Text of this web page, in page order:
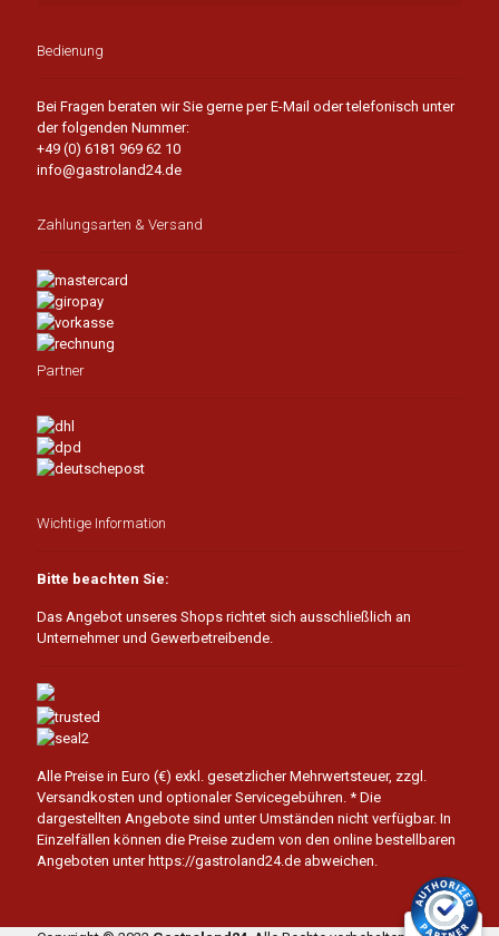
Bedienung
Bei Fragen beraten wir Sie gerne per E-Mail oder telefonisch unter
der folgenden Nummer:
+49 (0) 6181 969 62 10
info@gastroland24.de
Zahlungsarten & Versand
Partner
Wichtige Information
Bitte beachten Sie:
Das Angebot unseres Shops richtet sich ausschließlich an
Unternehmer und Gewerbetreibende.
Alle Preise in Euro (€) exkl. gesetzlicher Mehrwertsteuer, zzgl.
Versandkosten und optionaler Servicegebühren. * Die
dargestellten Angebote sind unter Umständen nicht verfügbar. In
Einzelfällen können die Preise zudem von den online bestellbaren
Angeboten unter https://gastroland24.de abweichen.